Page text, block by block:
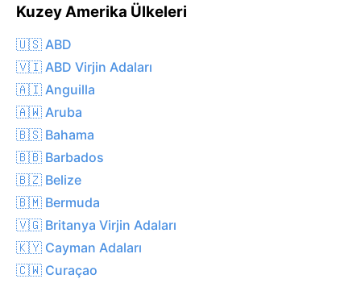
Kuzey Amerika Ülkeleri
🇺🇸 ABD
🇻🇮 ABD Virjin Adaları
🇦🇮 Anguilla
🇦🇼 Aruba
🇧🇸 Bahama
🇧🇧 Barbados
🇧🇿 Belize
🇧🇲 Bermuda
🇻🇬 Britanya Virjin Adaları
🇰🇾 Cayman Adaları
🇨🇼 Curaçao